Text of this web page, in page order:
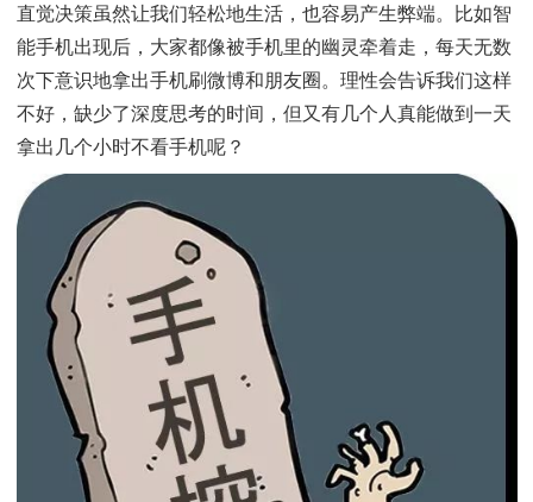
直觉决策虽然让我们轻松地生活，也容易产生弊端。比
能手机出现后，大家都像被手机里的幽灵牵着走，每天
次下意识地拿出手机刷微博和朋友圈。理性会告诉我们
不好，缺少了深度思考的时间，但又有几个人真能做到
拿出几个小时不看手机呢？